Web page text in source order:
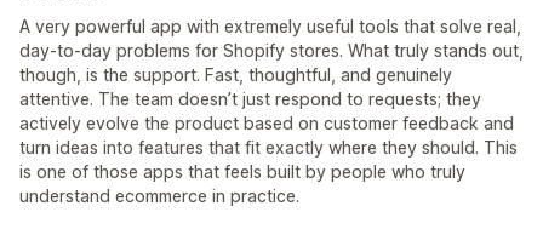
A very powerful app with extremely useful tools that solve real,
day-to-day problems for Shopify stores. What truly stands out,
though, is the support. Fast, thoughtful, and genuinely
attentive. The team doesn’t just respond to requests; they
actively evolve the product based on customer feedback and
turn ideas into features that fit exactly where they should. This
is one of those apps that feels built by people who truly
understand ecommerce in practice.